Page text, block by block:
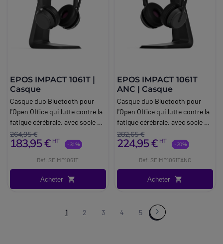
EPOS IMPACT 1061T |
Casque
Casque duo Bluetooth pour
l'Open Office qui lutte contre la
fatigue cérébrale, avec socle de
charge et certifié Teams.
264,95 €
183,95 € HT -31%
Réf: SEIMP1061T
Acheter
EPOS IMPACT 1061T
ANC | Casque
Casque duo Bluetooth pour
l'Open Office qui lutte contre la
fatigue cérébrale, avec socle de
charge, ANC et certifié Teams.
282,65 €
224,95 € HT -20%
Réf: SEIMP1061TANC
Acheter
1 2 3 4 5